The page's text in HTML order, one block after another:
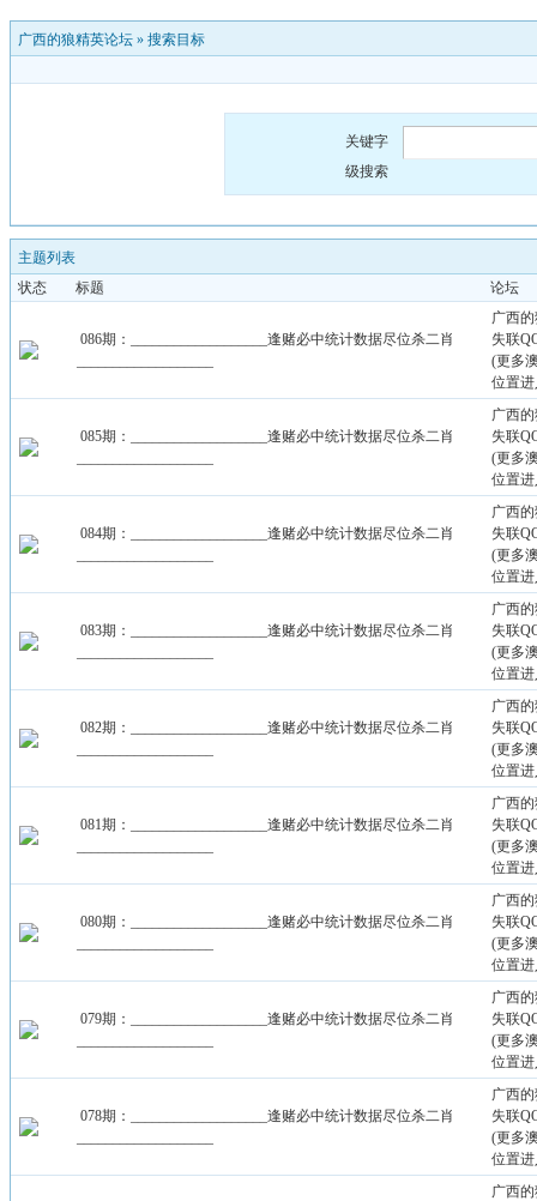
广西的狼精英论坛 » 搜索目标
关键字
级搜索
主题列表
状态
标题 论坛
086期：___________________逢赌必中统计数据尽位杀二肖
广西
失联
(更多
位置
085期：___________________逢赌必中统计数据尽位杀二肖
广西
失联
(更多
位置
084期：___________________逢赌必中统计数据尽位杀二肖
广西
失联
(更多
位置
083期：___________________逢赌必中统计数据尽位杀二肖
广西
失联
(更多
位置
082期：___________________逢赌必中统计数据尽位杀二肖
广西
失联
(更多
位置
081期：___________________逢赌必中统计数据尽位杀二肖
广西
失联
(更多
位置
080期：___________________逢赌必中统计数据尽位杀二肖
广西
失联
(更多
位置
079期：___________________逢赌必中统计数据尽位杀二肖
广西
失联
(更多
位置
078期：___________________逢赌必中统计数据尽位杀二肖
广西
失联
(更多
位置
广西